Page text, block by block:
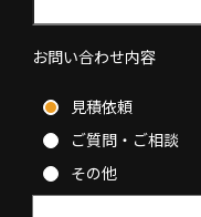
お問い合わせ内容
見積依頼
ご質問・ご相談
その他